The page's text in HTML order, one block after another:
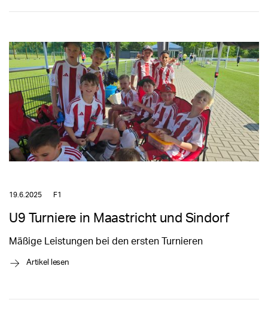
19.6.2025 F1
U9 Turniere in Maastricht und Sindorf
Mäßige Leistungen bei den ersten Turnieren
→ Artikel lesen